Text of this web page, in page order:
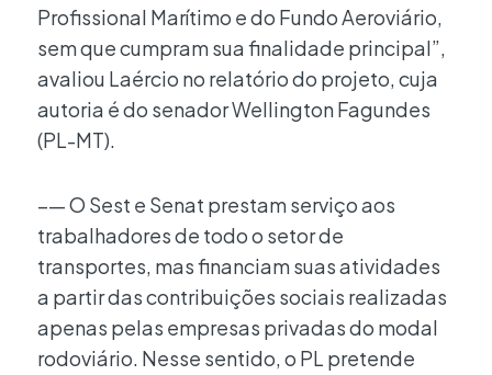
Profissional Marítimo e do Fundo Aeroviário,
sem que cumpram sua finalidade principal”,
avaliou Laércio no relatório do projeto, cuja
autoria é do senador Wellington Fagundes
(PL-MT).
–— O Sest e Senat prestam serviço aos
trabalhadores de todo o setor de
transportes, mas financiam suas atividades
a partir das contribuições sociais realizadas
apenas pelas empresas privadas do modal
rodoviário. Nesse sentido, o PL pretende